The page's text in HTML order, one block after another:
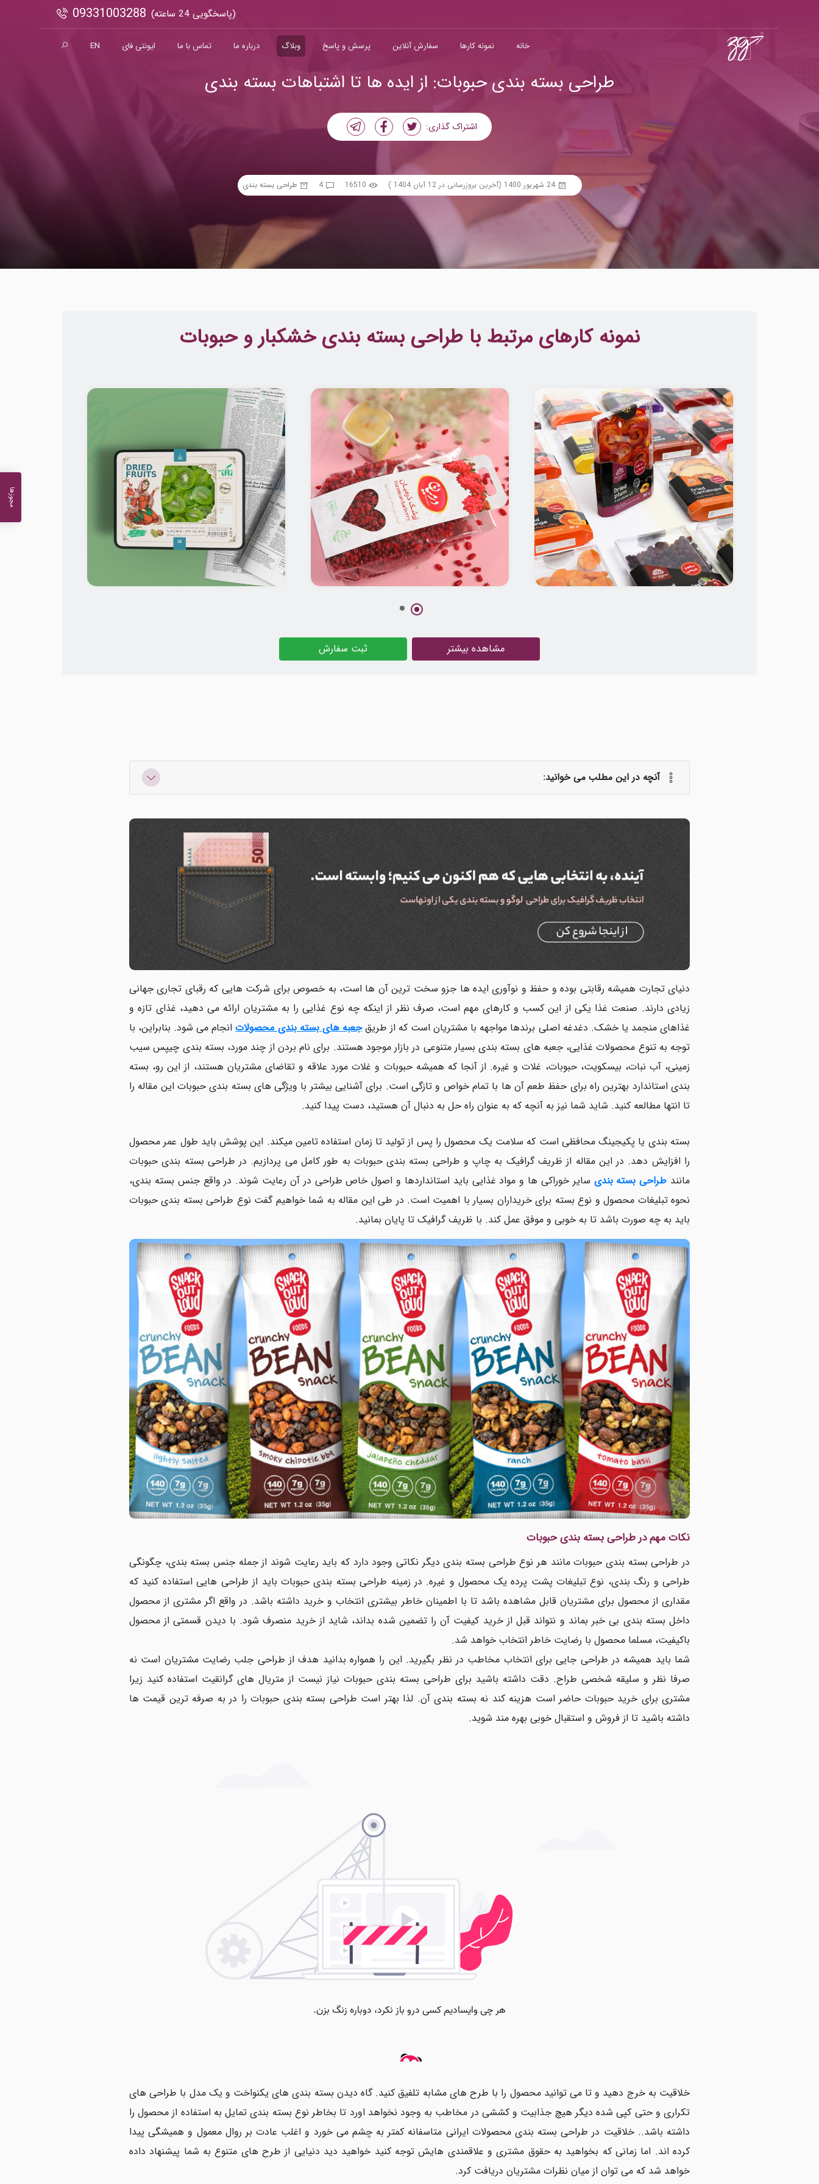
مجوزها
(پاسخگویی 24 ساعته) 09331003288
خانه نمونه کارها سفارش آنلاین پرسش و پاسخ وبلاگ درباره ما تماس با ما ایونتی فای EN
طراحی بسته بندی حبوبات: از ایده ها تا اشتباهات بسته بندی
اشتراک گذاری:
24 شهریور 1400 (آخرین بروزرسانی در 12 آبان 1404 ) 16510
4 طراحی بسته بندی
نمونه کارهای مرتبط با طراحی بسته بندی خشکبار و حبوبات
مشاهده بیشتر ثبت سفارش
آنچه در این مطلب می خوانید:
دنیای تجارت همیشه رقابتی بوده و حفظ و نوآوری ایده ها جزو سخت ترین آن ها است، به خصوص برای شرکت هایی که رقبای تجاری جهانی
زیادی دارند. صنعت غذا یکی از این کسب و کارهای مهم است، صرف نظر از اینکه چه نوع غذایی را به مشتریان ارائه می دهید، غذای تازه و
غذاهای منجمد یا خشک. دغدغه اصلی برندها مواجهه با مشتریان است که از طریقجعبه های بسته بندی محصولاتانجام می شود. بنابراین، با
توجه به تنوع محصولات غذایی، جعبه های بسته بندی بسیار متنوعی در بازار موجود هستند. برای نام بردن از چند مورد، بسته بندی چیپس سیب
زمینی، آب نبات، بیسکویت، حبوبات، غلات و غیره. از آنجا که همیشه حبوبات و غلات مورد علاقه و تقاضای مشتریان هستند، از این رو، بسته
بندی استاندارد بهترین راه برای حفظ طعم آن ها با تمام خواص و تازگی است. برای آشنایی بیشتر با ویژگی های بسته بندی حبوبات این مقاله را
تا انتها مطالعه کنید. شاید شما نیز به آنچه که به عنوان راه حل به دنبال آن هستید، دست پیدا کنید.
بسته بندی یا پکیجینگ محافظی است که سلامت یک محصول را پس از تولید تا زمان استفاده تامین میکند. این پوشش باید طول عمر محصول
را افزایش دهد. در این مقاله از ظریف گرافیک به چاپ و طراحی بسته بندی حبوبات به طور کامل می پردازیم. در طراحی بسته بندی حبوبات
مانند طراحی بسته بندی سایر خوراکی ها و مواد غذایی باید استانداردها و اصول خاص طراحی در آن رعایت شوند. در واقع جنس بسته بندی،
نحوه تبلیغات محصول و نوع بسته برای خریداران بسیار با اهمیت است. در طی این مقاله به شما خواهیم گفت نوع طراحی بسته بندی حبوبات
باید به چه صورت باشد تا به خوبی و موفق عمل کند. با ظریف گرافیک تا پایان بمانید.
نکات مهم در طراحی بسته بندی حبوبات
در طراحی بسته بندی حبوبات مانند هر نوع طراحی بسته بندی دیگر نکاتی وجود دارد که باید رعایت شوند از جمله جنس بسته بندی، چگونگی
طراحی و رنگ بندی، نوع تبلیغات پشت پرده یک محصول و غیره. در زمینه طراحی بسته بندی حبوبات باید از طراحی هایی استفاده کنید که
مقداری از محصول برای مشتریان قابل مشاهده باشد تا با اطمینان خاطر بیشتری انتخاب و خرید داشته باشد. در واقع اگر مشتری از محصول
داخل بسته بندی بی خبر بماند و نتواند قبل از خرید کیفیت آن را تضمین شده بداند، شاید از خرید منصرف شود. با دیدن قسمتی از محصول
باکیفیت، مسلما محصول با رضایت خاطر انتخاب خواهد شد.
شما باید همیشه در طراحی جایی برای انتخاب مخاطب در نظر بگیرید. این را همواره بدانید هدف از طراحی جلب رضایت مشتریان است نه
صرفا نظر و سلیقه شخصی طراح. دقت داشته باشید برای طراحی بسته بندی حبوبات نیاز نیست از متریال های گرانقیت استفاده کنید زیرا
مشتری برای خرید حبوبات حاضر است هزینه کند نه بسته بندی آن. لذا بهتر است طراحی بسته بندی حبوبات را در به صرفه ترین قیمت ها
داشته باشید تا از فروش و استقبال خوبی بهره مند شوید.
خلاقیت به خرج دهید و تا می توانید محصول را با طرح های مشابه تلفیق کنید. گاه دیدن بسته بندی های یکنواخت و یک مدل با طراحی های
تکراری و حتی کپی شده دیگر هیچ جذابیت و کششی در مخاطب به وجود نخواهد اورد تا بخاطر نوع بسته بندی تمایل به استفاده از محصول را
داشته باشد.. خلاقیت در طراحی بسته بندی محصولات ایرانی متاسفانه کمتر به چشم می خورد و اغلب عادت بر روال معمول و همیشگی پیدا
کرده اند. اما زمانی که بخواهید به حقوق مشتری و علاقمندی هایش توجه کنید خواهید دید دنیایی از طرح های متنوع به شما پیشنهاد داده
خواهد شد که می توان از میان نظرات مشتریان دریافت کرد.